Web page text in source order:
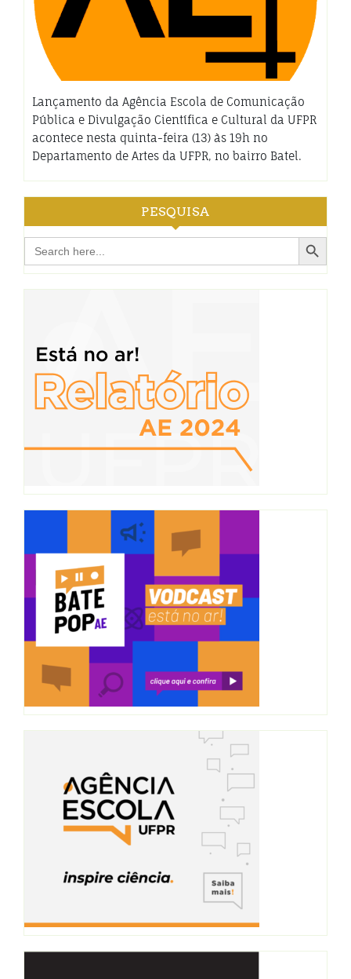
Lançamento da Agência Escola de Comunicação
Pública e Divulgação Científica e Cultural da UFPR
acontece nesta quinta-feira (13) às 19h no
Departamento de Artes da UFPR, no bairro Batel.
PESQUISA
Search
for:
Search Button